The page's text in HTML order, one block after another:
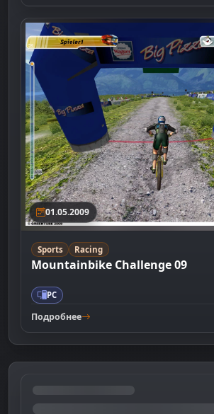
01.05.2009
Sports Racing
Mountainbike Challenge 09
PC
Подробнее